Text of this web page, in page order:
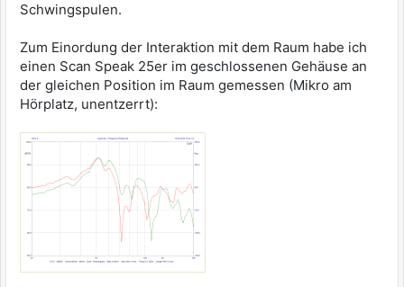
Schwingspulen.
Zum Einordung der Interaktion mit dem Raum habe ich
einen Scan Speak 25er im geschlossenen Gehäuse an
der gleichen Position im Raum gemessen (Mikro am
Hörplatz, unentzerrt):